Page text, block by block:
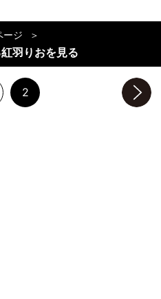
ージ
羽りおを見る
2